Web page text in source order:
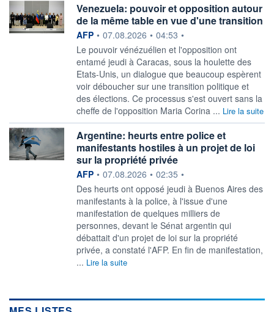
Venezuela: pouvoir et opposition autour
de la même table en vue d'une transition
information fournie par
AFP • 07.08.2026 • 04:53 •
Le pouvoir vénézuélien et l'opposition ont
entamé jeudi à Caracas, sous la houlette des
Etats-Unis, un dialogue que beaucoup espèrent
voir déboucher sur une transition politique et
des élections. Ce processus s'est ouvert sans la
cheffe de l'opposition Maria Corina ... Lire la suite
Argentine: heurts entre police et
manifestants hostiles à un projet de loi
sur la propriété privée
information fournie par
AFP • 07.08.2026 • 02:35 •
Des heurts ont opposé jeudi à Buenos Aires des
manifestants à la police, à l'issue d'une
manifestation de quelques milliers de
personnes, devant le Sénat argentin qui
débattait d'un projet de loi sur la propriété
privée, a constaté l'AFP. En fin de manifestation,
... Lire la suite